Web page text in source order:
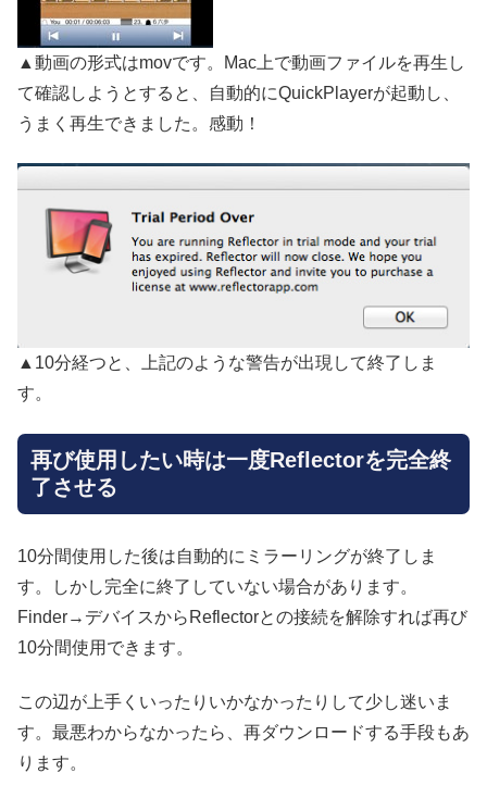
▲動画の形式はmovです。Mac上で動画ファイルを再生し
て確認しようとすると、自動的にQuickPlayerが起動し、
うまく再生できました。感動！
▲10分経つと、上記のような警告が出現して終了しま
す。
再び使用したい時は一度Reflectorを完全終
了させる
10分間使用した後は自動的にミラーリングが終了しま
す。しかし完全に終了していない場合があります。
Finder→デバイスからReflectorとの接続を解除すれば再び
10分間使用できます。
この辺が上手くいったりいかなかったりして少し迷いま
す。最悪わからなかったら、再ダウンロードする手段もあ
ります。